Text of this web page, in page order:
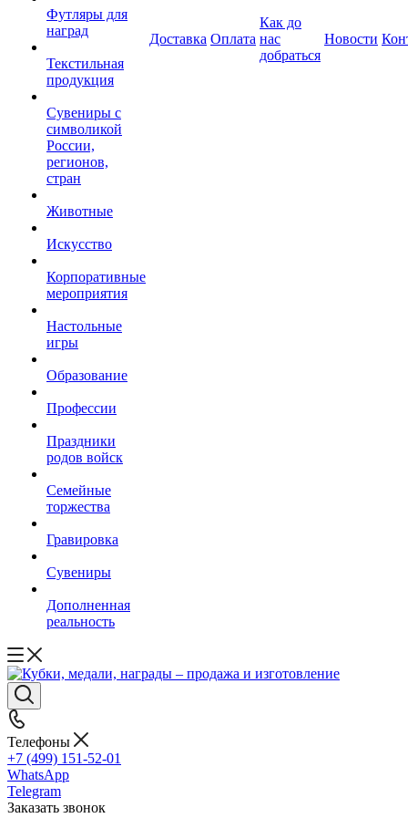
Футляры для
наград
Текстильная
продукция
Сувениры с
символикой
России,
регионов,
стран
Животные
Искусство
Корпоративные
мероприятия
Настольные
игры
Образование
Профессии
Праздники
родов войск
Семейные
торжества
Гравировка
Сувениры
Дополненная
реальность
Доставка Оплата
Как до
нас
добраться
Новости
Телефоны
+7 (499) 151-52-01
WhatsApp
Telegram
Заказать звонок